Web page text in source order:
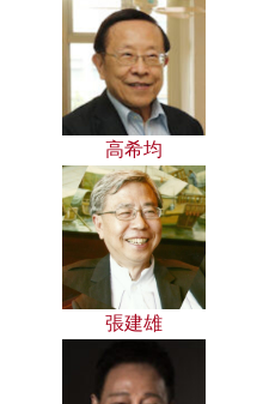
高希均
張建雄